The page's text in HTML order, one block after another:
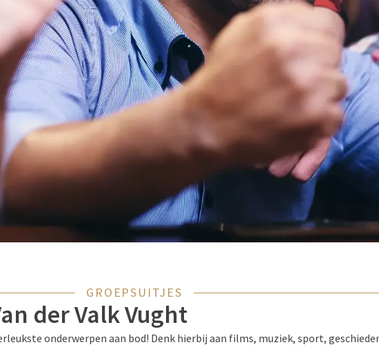
GROEPSUITJES
der Valk Vught
onderwerpen aan bod! Denk hierbij aan films, muziek, sport,